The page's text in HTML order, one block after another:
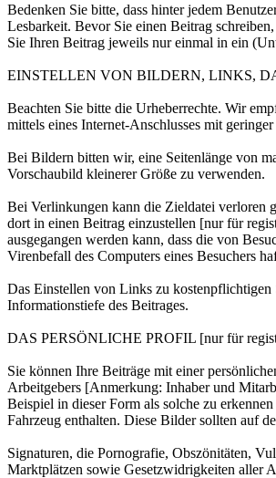
Bedenken Sie bitte, dass hinter jedem
Lesbarkeit. Bevor Sie einen Beitrag
Sie Ihren Beitrag jeweils nur einmal in ein
EINSTELLEN VON BILDERN, LINKS,
Beachten Sie bitte die Urheberrechte. Wir
mittels eines Internet-Anschlusses mit
Bei Bildern bitten wir, eine Seitenlänge von
Vorschaubild kleinerer Größe zu verwenden.
Bei Verlinkungen kann die Zieldatei verloren
dort in einen Beitrag einzustellen [nur für
ausgegangen werden kann, dass die von
Virenbefall des Computers eines Besuchers
Das Einstellen von Links zu kostenpflichtigen
Informationstiefe des Beitrages.
DAS PERSÖNLICHE PROFIL [nur für
Sie können Ihre Beiträge mit einer
Arbeitgebers [Anmerkung: Inhaber und
Beispiel in dieser Form als solche zu
Fahrzeug enthalten. Diese Bilder sollten auf
Signaturen, die Pornografie, Obszönitäten,
Marktplätzen sowie Gesetzwidrigkeiten aller